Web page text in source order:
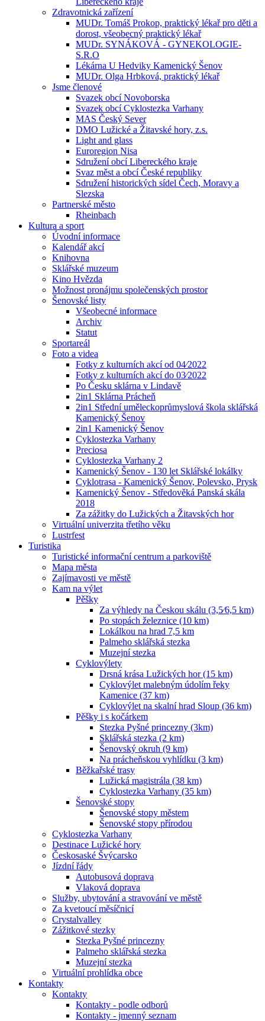
Zdravotnická zařízení
MUDr. Tomáš Prokop, praktický lékař pro děti a
dorost, všeobecný praktický lékař
MUDr. SYNÁKOVÁ - GYNEKOLOGIE-
S.R.O
Lékárna U Hedviky Kamenický Šenov
MUDr. Olga Hrbková, praktický lékař
Jsme členové
Svazek obcí Novoborska
Svazek obcí Cyklostezka Varhany
MAS Český Sever
DMO Lužické a Žitavské hory, z.s.
Light and glass
Euroregion Nisa
Sdružení obcí Libereckého kraje
Svaz měst a obcí České republiky
Sdružení historických sídel Čech, Moravy a
Slezska
Partnerské město
Rheinbach
Kultura a sport
Úvodní informace
Kalendář akcí
Knihovna
Sklářské muzeum
Kino Hvězda
Možnost pronájmu společenských prostor
Šenovské listy
Všeobecné informace
Archiv
Statut
Sportareál
Foto a videa
Fotky z kulturních akcí od 04⁄2022
Fotky z kulturních akcí do 03⁄2022
Po Česku sklárna v Lindavě
2in1 Sklárna Prácheň
2in1 Střední uměleckoprůmyslová škola sklářská
Kamenický Šenov
2in1 Kamenický Šenov
Cyklostezka Varhany
Preciosa
Cyklostezka Varhany 2
Kamenický Šenov - 130 let Sklářské lokálky
Cyklotrasa - Kamenický Šenov, Polevsko, Prysk
Kamenický Šenov - Středověká Panská skála
2018
Za zážitky do Lužických a Žitavských hor
Virtuální univerzita třetího věku
Lustrfest
Turistika
Turistické informační centrum a parkoviště
Mapa města
Zajímavosti ve městě
Kam na výlet
Pěšky
Za výhledy na Českou skálu (3,5⁄6,5 km)
Po stopách železnice (10 km)
Lokálkou na hrad 7,5 km
Palmeho sklářská stezka
Muzejní stezka
Cyklovýlety
Drsná krása Lužických hor (15 km)
Cyklovýlet malebným údolím řeky
Kamenice (37 km)
Cyklovýlet na skalní hrad Sloup (36 km)
Pěšky i s kočárkem
Stezka Pyšné princezny (3km)
Sklářská stezka (2 km)
Šenovský okruh (9 km)
Na prácheňskou vyhlídku (3 km)
Běžkařské trasy
Lužická magistrála (38 km)
Cyklostezka Varhany (35 km)
Šenovské stopy
Šenovské stopy městem
Šenovské stopy přírodou
Cyklostezka Varhany
Destinace Lužické hory
Českosaské Švýcarsko
Jízdní řády
Autobusová doprava
Vlaková doprava
Služby, ubytování a stravování ve městě
Za kvetoucí měsíčnicí
Crystalvalley
Zážitkové stezky
Stezka Pyšné princezny
Palmeho sklářská stezka
Muzejní stezka
Virtuální prohlídka obce
Kontakty
Kontakty
Kontakty - podle odborů
Kontakty - jmenný seznam